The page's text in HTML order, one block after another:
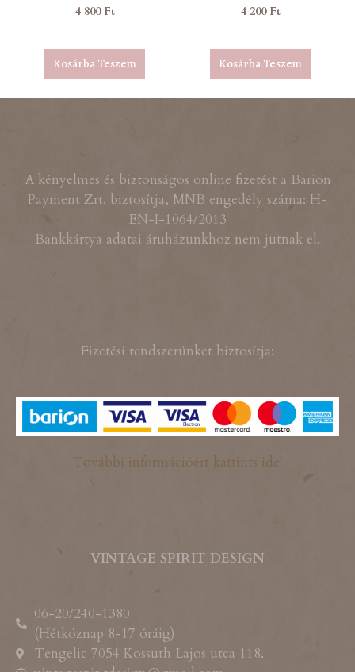
4 800 Ft
Kosárba Teszem
4 200 Ft
Kosárba Teszem
A kényelmes és biztonságos online fizetést a Barion
Payment Zrt. biztosítja, MNB engedély száma: H-
EN-I-1064/2013
Bankkártya adatai áruházunkhoz nem jutnak el.
Fizetési rendszerünket biztosítja:
További információért kattints ide!
VINTAGE SPIRIT DESIGN
06-20/240-1380
(Hétköznap 8-17 óráig)
Tengelic 7054 Kossuth Lajos utca 118.